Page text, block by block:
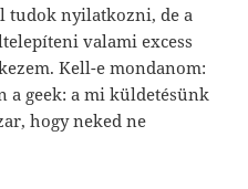
tudok nyilatkozni, de a
valami excess
Kell-e mondanom:
a geek: a mi küldetésünk
hogy neked ne
Pangolin: megérkezett.